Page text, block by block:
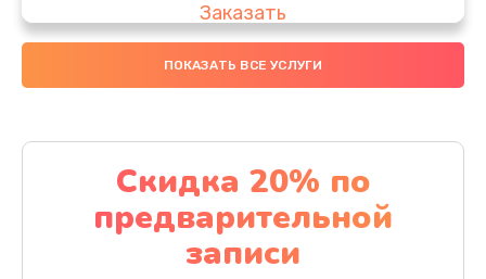
Заказать
Замена южного моста
Заказать
Чистка от пыли
1060 руб.
Заказать
ПОКАЗАТЬ ВСЕ УСЛУГИ
Скидка 20% по
предварительной
записи